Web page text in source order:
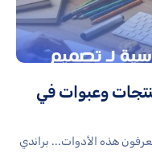
وعبوات في
يعرفون هذه الأدوات... براندي